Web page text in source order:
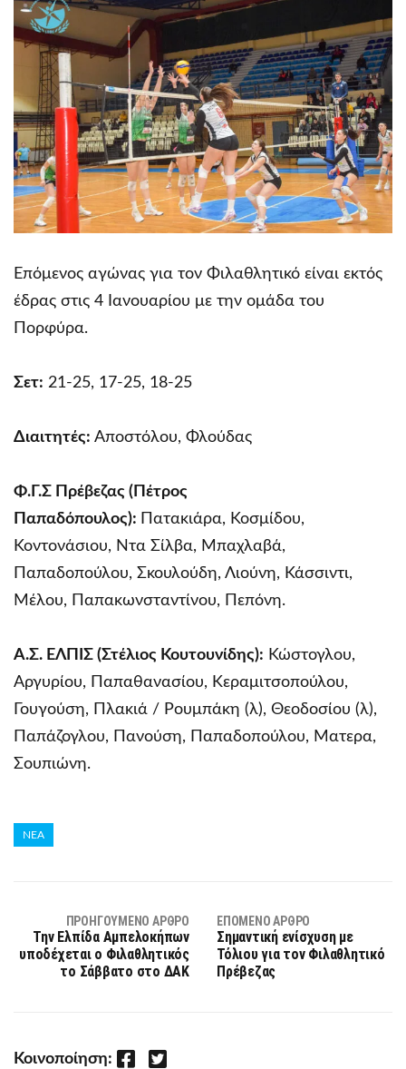
Επόμενος αγώνας για τον Φιλαθλητικό είναι εκτός
έδρας στις 4 Ιανουαρίου με την ομάδα του
Πορφύρα.
Σετ: 21-25, 17-25, 18-25
Διαιτητές: Αποστόλου, Φλούδας
Φ.Γ.Σ Πρέβεζας (Πέτρος
Παπαδόπουλος):
Πατακιάρα, Κοσμίδου,
Κοντονάσιου, Ντα Σίλβα, Μπαχλαβά,
Παπαδοπούλου, Σκουλούδη, Λιούνη, Κάσσιντι,
Μέλου, Παπακωνσταντίνου, Πεπόνη.
Α.Σ. ΕΛΠΙΣ (Στέλιος Κουτουνίδης): Κώστογλου,
Αργυρίου, Παπαθανασίου, Κεραμιτσοπούλου,
Γουγούση, Πλακιά / Ρουμπάκη (λ), Θεοδοσίου (λ),
Παπάζογλου, Πανούση, Παπαδοπούλου, Ματερα,
Σουπιώνη.
ΝΕΑ
ΠΡΟΗΓΟΎΜΕΝΟ ΆΡΘΡΟ
Την Ελπίδα Αμπελοκήπων
υποδέχεται ο Φιλαθλητικός
το Σάββατο στο ΔΑΚ
ΕΠΌΜΕΝΟ ΆΡΘΡΟ
Σημαντική ενίσχυση με
Τόλιου για τον Φιλαθλητικό
Πρέβεζας
Κοινοποίηση: Facebook Twitter